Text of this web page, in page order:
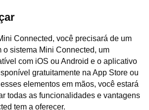
Connected, você precisará de um
o sistema Mini Connected, um
com iOS ou Android e o aplicativo
gratuitamente na App Store ou
elementos em mãos, você estará
todas as funcionalidades e vantagens
tem a oferecer.